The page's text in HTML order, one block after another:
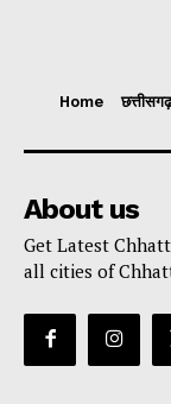
Home छत्तीसगढ़
About us
Get Latest
all cities of